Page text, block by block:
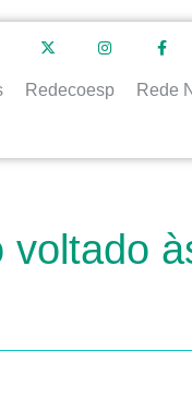
Redecoesp Rede